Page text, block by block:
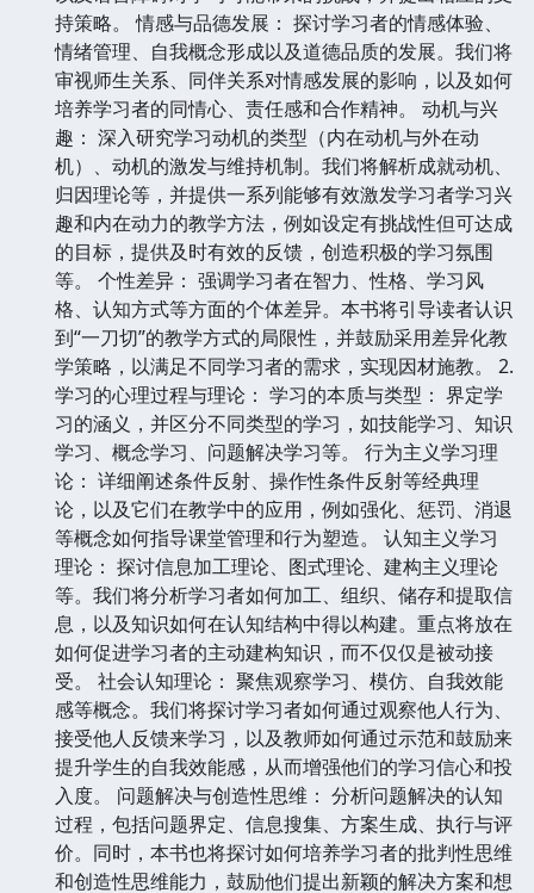
持策略。 情感与品德发展： 探讨学习者的情感体验、
情绪管理、自我概念形成以及道德品质的发展。我们将
审视师生关系、同伴关系对情感发展的影响，以及如何
培养学习者的同情心、责任感和合作精神。 动机与兴
趣： 深入研究学习动机的类型（内在动机与外在动
机）、动机的激发与维持机制。我们将解析成就动机、
归因理论等，并提供一系列能够有效激发学习者学习兴
趣和内在动力的教学方法，例如设定有挑战性但可达成
的目标，提供及时有效的反馈，创造积极的学习氛围
等。 个性差异： 强调学习者在智力、性格、学习风
格、认知方式等方面的个体差异。本书将引导读者认识
到“一刀切”的教学方式的局限性，并鼓励采用差异化教
学策略，以满足不同学习者的需求，实现因材施教。 2.
学习的心理过程与理论： 学习的本质与类型： 界定学
习的涵义，并区分不同类型的学习，如技能学习、知识
学习、概念学习、问题解决学习等。 行为主义学习理
论： 详细阐述条件反射、操作性条件反射等经典理
论，以及它们在教学中的应用，例如强化、惩罚、消退
等概念如何指导课堂管理和行为塑造。 认知主义学习
理论： 探讨信息加工理论、图式理论、建构主义理论
等。我们将分析学习者如何加工、组织、储存和提取信
息，以及知识如何在认知结构中得以构建。重点将放在
如何促进学习者的主动建构知识，而不仅仅是被动接
受。 社会认知理论： 聚焦观察学习、模仿、自我效能
感等概念。我们将探讨学习者如何通过观察他人行为、
接受他人反馈来学习，以及教师如何通过示范和鼓励来
提升学生的自我效能感，从而增强他们的学习信心和投
入度。 问题解决与创造性思维： 分析问题解决的认知
过程，包括问题界定、信息搜集、方案生成、执行与评
价。同时，本书也将探讨如何培养学习者的批判性思维
和创造性思维能力，鼓励他们提出新颖的解决方案和想